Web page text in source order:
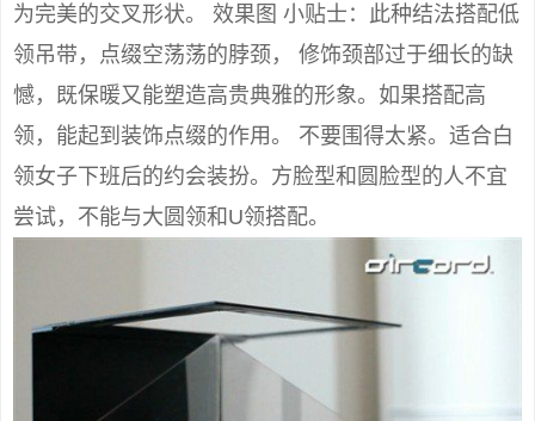
为完美的交叉形状。 效果图 小贴士：此种结法搭配低
领吊带，点缀空荡荡的脖颈， 修饰颈部过于细长的缺
憾，既保暖又能塑造高贵典雅的形象。如果搭配高
领，能起到装饰点缀的作用。 不要围得太紧。适合白
领女子下班后的约会装扮。方脸型和圆脸型的人不宜
尝试，不能与大圆领和U领搭配。